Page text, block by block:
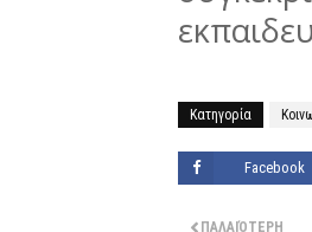
Κατηγορία
Facebook
ΠΑΛΑΙΌΤΕΡΗ